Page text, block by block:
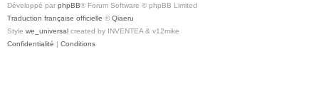
Développé par phpBB® Forum Software © phpBB Limited
Traduction française officielle © Qiaeru
Style we_universal created by INVENTEA & v12mike
Confidentialité | Conditions